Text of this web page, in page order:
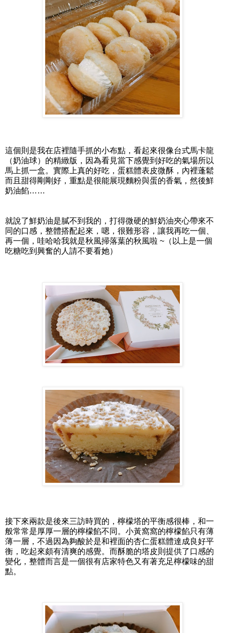
這個則是我在店裡隨手抓的小布點，看起來很像台式馬卡龍
（奶油球）的精緻版，因為看見當下感覺到好吃的氣場所以
馬上抓一盒。實際上真的好吃，蛋糕體表皮微酥，內裡蓬鬆
而且甜得剛剛好，重點是很能展現麵粉與蛋的香氣，然後鮮
奶油餡……
就說了鮮奶油是膩不到我的，打得微硬的鮮奶油夾心帶來不
同的口感，整體搭配起來，嗯，很難形容，讓我再吃一個、
再一個，哇哈哈我就是秋風掃落葉的秋風啦 ~（以上是一個
吃糖吃到興奮的人請不要看她）
接下來兩款是後來三訪時買的，檸檬塔的平衡感很棒，和一
般常常是厚厚一層的檸檬餡不同。小黃窩窩的檸檬餡只有薄
薄一層，不過因為夠酸於是和裡面的杏仁蛋糕體達成良好平
衡，吃起來頗有清爽的感覺。而酥脆的塔皮則提供了口感的
變化，整體而言是一個很有店家特色又有著充足檸檬味的甜
點。